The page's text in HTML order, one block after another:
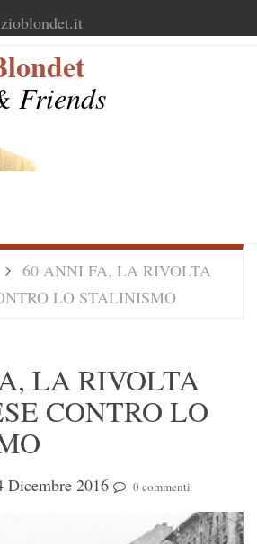
Friends
Home60 ANNI FA, LA RIVOLTA
LO STALINISMO
LA RIVOLTA
CONTRO LO
Dicembre 2016 0 commenti